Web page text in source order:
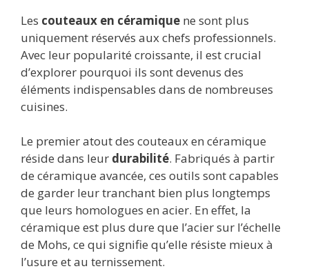
Les couteaux en céramique ne sont plus
uniquement réservés aux chefs professionnels.
Avec leur popularité croissante, il est crucial
d’explorer pourquoi ils sont devenus des
éléments indispensables dans de nombreuses
cuisines.
Le premier atout des couteaux en céramique
réside dans leur durabilité. Fabriqués à partir
de céramique avancée, ces outils sont capables
de garder leur tranchant bien plus longtemps
que leurs homologues en acier. En effet, la
céramique est plus dure que l’acier sur l’échelle
de Mohs, ce qui signifie qu’elle résiste mieux à
l’usure et au ternissement.